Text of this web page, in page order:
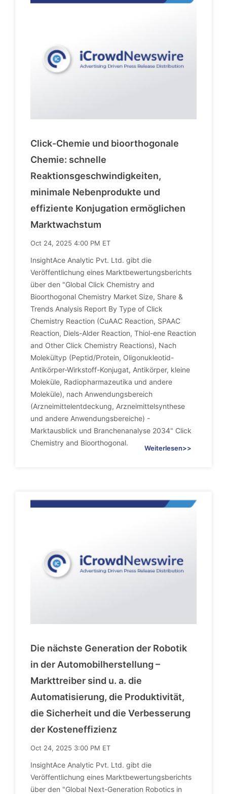
Click-Chemie und bioorthogonale
Chemie: schnelle
Reaktionsgeschwindigkeiten,
minimale Nebenprodukte und
effiziente Konjugation ermöglichen
Marktwachstum
Oct 24, 2025 4:00 PM ET
InsightAce Analytic Pvt. Ltd. gibt die
Veröffentlichung eines Marktbewertungsberichts
über den "Global Click Chemistry and
Bioorthogonal Chemistry Market Size, Share &
Trends Analysis Report By Type of Click
Chemistry Reaction (CuAAC Reaction, SPAAC
Reaction, Diels-Alder Reaction, Thiol-ene Reaction
and Other Click Chemistry Reactions), Nach
Molekültyp (Peptid/Protein, Oligonukleotid-
Antikörper-Wirkstoff-Konjugat, Antikörper, kleine
Moleküle, Radiopharmazeutika und andere
Moleküle), nach Anwendungsbereich
(Arzneimittelentdeckung, Arzneimittelsynthese
und andere Anwendungsbereiche) -
Marktausblick und Branchenanalyse 2034" Click
Chemistry and Bioorthogonal.
Weiterlesen>>
Die nächste Generation der Robotik
in der Automobilherstellung –
Markttreiber sind u. a. die
Automatisierung, die Produktivität,
die Sicherheit und die Verbesserung
der Kosteneffizienz
Oct 24, 2025 3:00 PM ET
InsightAce Analytic Pvt. Ltd. gibt die
Veröffentlichung eines Marktbewertungsberichts
über den "Global Next-Generation Robotics in